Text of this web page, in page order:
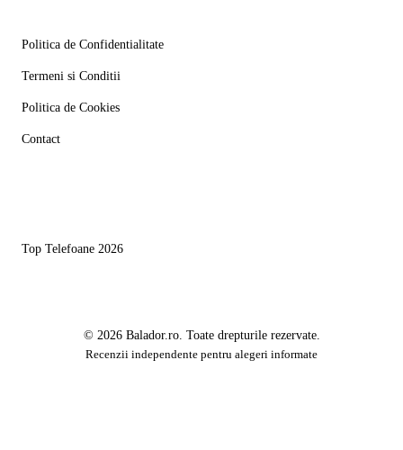
Politica de Confidentialitate
Termeni si Conditii
Politica de Cookies
Contact
Top Telefoane 2026
© 2026 Balador.ro. Toate drepturile rezervate.
Recenzii independente pentru alegeri informate